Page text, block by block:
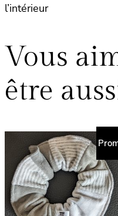
l’intérieur
Vous
être